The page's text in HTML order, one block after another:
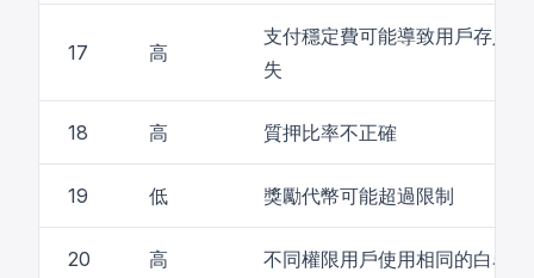
17 高
支付穩定費可能導致用戶存入
失
18 高 質押比率不正確
19 低 獎勵代幣可能超過限制
20 高 不同權限用戶使用相同的白名單